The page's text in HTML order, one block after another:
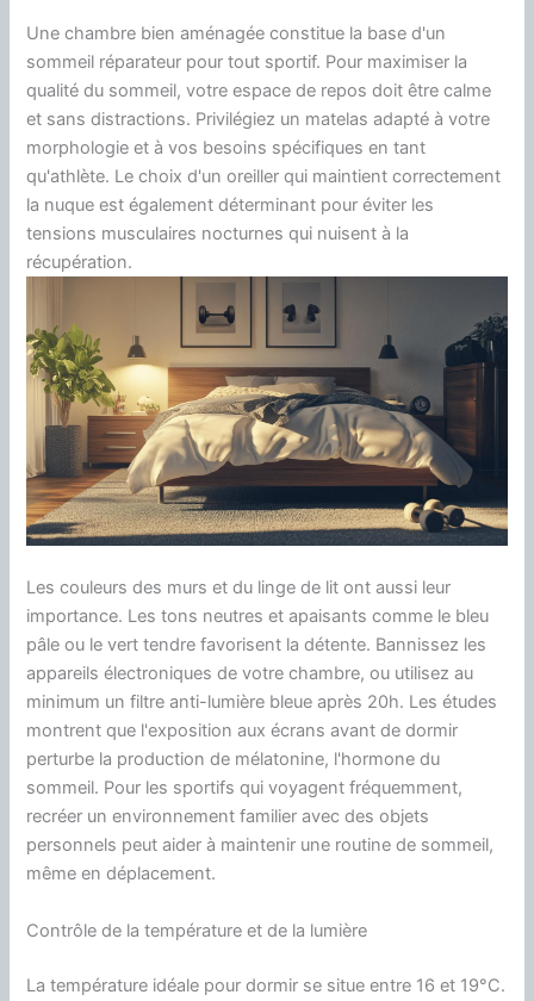
Une chambre bien aménagée constitue la base d'un
sommeil réparateur pour tout sportif. Pour maximiser la
qualité du sommeil, votre espace de repos doit être calme
et sans distractions. Privilégiez un matelas adapté à votre
morphologie et à vos besoins spécifiques en tant
qu'athlète. Le choix d'un oreiller qui maintient correctement
la nuque est également déterminant pour éviter les
tensions musculaires nocturnes qui nuisent à la
récupération.
Les couleurs des murs et du linge de lit ont aussi leur
importance. Les tons neutres et apaisants comme le bleu
pâle ou le vert tendre favorisent la détente. Bannissez les
appareils électroniques de votre chambre, ou utilisez au
minimum un filtre anti-lumière bleue après 20h. Les études
montrent que l'exposition aux écrans avant de dormir
perturbe la production de mélatonine, l'hormone du
sommeil. Pour les sportifs qui voyagent fréquemment,
recréer un environnement familier avec des objets
personnels peut aider à maintenir une routine de sommeil,
même en déplacement.
Contrôle de la température et de la lumière
La température idéale pour dormir se situe entre 16 et 19°C.